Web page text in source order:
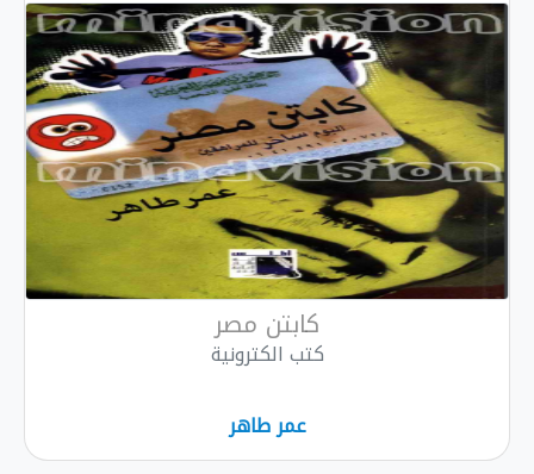
كابتن مصر
كتب الكترونية
عمر طاهر